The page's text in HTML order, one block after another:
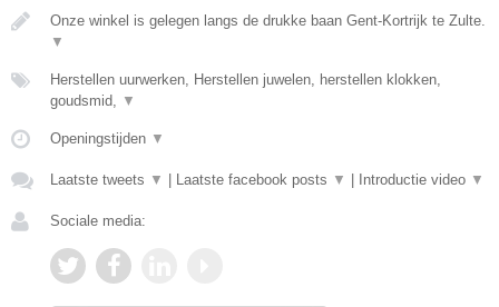
Onze winkel is gelegen langs de drukke baan Gent-Kortrijk te Zulte.
▼
Herstellen uurwerken, Herstellen juwelen, herstellen klokken,
goudsmid, ▼
Openingstijden ▼
Laatste tweets ▼ Laatste facebook posts ▼ Introductie video ▼
Sociale media: